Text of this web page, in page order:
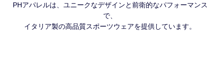
PHアパレルは、ユニークなデザインと前衛的なパフォーマンス
で、
イタリア製の高品質スポーツウェアを提供しています。